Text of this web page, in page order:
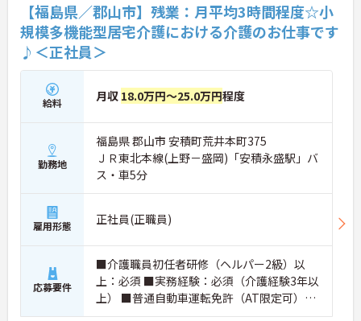
【福島県／郡山市】残業：月平均3時間程度☆小
規模多機能型居宅介護における介護のお仕事です
♪＜正社員＞
給料 月収 18.0万円～25.0万円程度
勤務地
福島県 郡山市 安積町荒井本町375
ＪＲ東北本線(上野－盛岡)「安積永盛駅」バ
ス・車5分
雇用形態 正社員(正職員)
応募要件
■介護職員初任者研修（ヘルパー2級）以
上：必須 ■実務経験：必須（介護経験3年以
上） ■普通自動車運転免許（AT限定可）：
必須